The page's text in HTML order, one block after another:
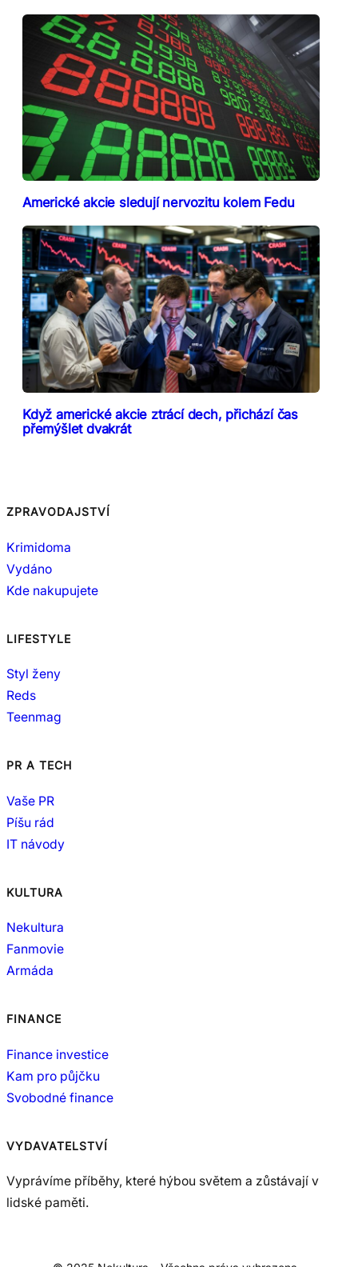
Americké akcie sledují nervozitu kolem Fedu
Když americké akcie ztrácí dech, přichází čas
přemýšlet dvakrát
ZPRAVODAJSTVÍ
Krimidoma
Vydáno
Kde nakupujete
LIFESTYLE
Styl ženy
Reds
Teenmag
PR A TECH
Vaše PR
Píšu rád
IT návody
KULTURA
Nekultura
Fanmovie
Armáda
FINANCE
Finance investice
Kam pro půjčku
Svobodné finance
VYDAVATELSTVÍ
Vyprávíme příběhy, které hýbou světem a zůstávají v
lidské paměti.